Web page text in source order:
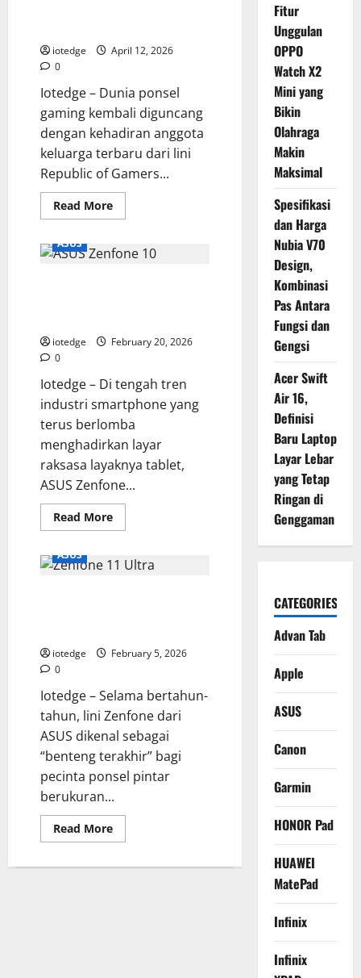
iotedge
April 12, 2026
0
Iotedge – Dunia ponsel
gaming kembali diguncang
dengan kehadiran anggota
keluarga terbaru dari lini
Republic of Gamers...
Read MoreRead
more
ROG
Phone
Terbaru
dengan
Terjangkau!
ASUS
iotedge
February 20, 2026
0
Iotedge – Di tengah tren
industri smartphone yang
terus berlomba
menghadirkan layar
raksasa layaknya tablet,
ASUS Zenfone...
Read MoreRead
more
Zenfone
10:
Paling
Powerfull
ASUS
iotedge
February 5, 2026
0
Iotedge – Selama bertahun-
tahun, lini Zenfone dari
ASUS dikenal sebagai
“benteng terakhir” bagi
pecinta ponsel pintar
berukuran...
Read MoreRead
more
Zenfone
Fitur
Unggulan
OPPO
Watch X2
Mini yang
Bikin
Olahraga
Makin
Maksimal
Spesifikasi
dan Harga
Nubia V70
Design,
Kombinasi
Pas Antara
Fungsi dan
Gengsi
Acer Swift
Air 16,
Definisi
Baru Laptop
Layar Lebar
yang Tetap
Ringan di
Genggaman
CATEGORIES
Advan Tab
Apple
ASUS
Canon
Garmin
HONOR Pad
HUAWEI
MatePad
Infinix
Infinix